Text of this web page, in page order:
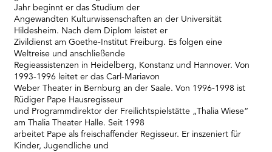
Jahr beginnt er das Studium der
Angewandten Kulturwissenschaften an der Universität
Hildesheim. Nach dem Diplom leistet er
Zivildienst am Goethe-Institut Freiburg. Es folgen eine
Weltreise und anschließende
Regieassistenzen in Heidelberg, Konstanz und Hannover. Von
1993-1996 leitet er das Carl-Mariavon
Weber Theater in Bernburg an der Saale. Von 1996-1998 ist
Rüdiger Pape Hausregisseur
und Programmdirektor der Freilichtspielstätte „Thalia Wiese“
am Thalia Theater Halle. Seit 1998
arbeitet Pape als freischaffender Regisseur. Er inszeniert für
Kinder, Jugendliche und